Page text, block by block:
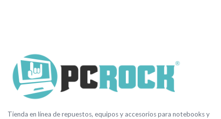
Tienda en línea de repuestos, equipos y accesorios para notebooks y